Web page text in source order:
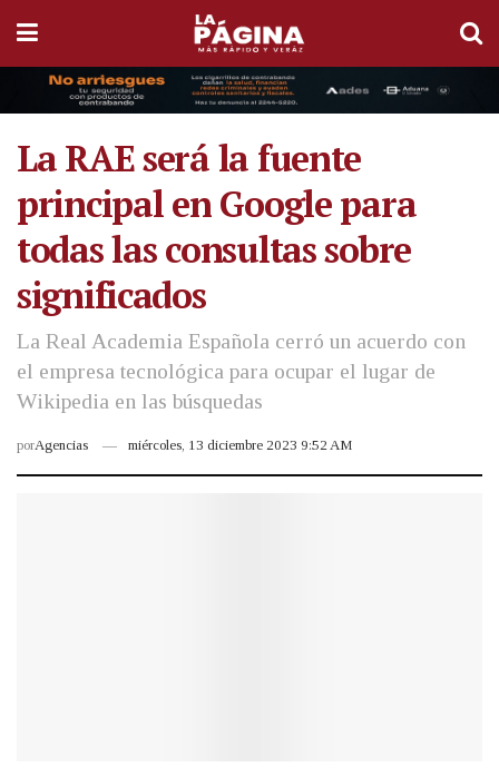
La RAE será la fuente
principal en Google para
todas las consultas sobre
significados
La Real Academia Española cerró un acuerdo con
el empresa tecnológica para ocupar el lugar de
Wikipedia en las búsquedas
porAgencias miércoles, 13 diciembre 2023 9:52 AM